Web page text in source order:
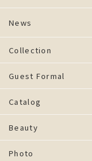
News
Collection
Guest Formal
Catalog
Beauty
Photo